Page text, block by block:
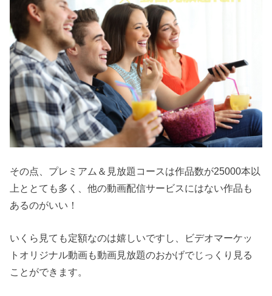
その点、プレミアム＆見放題コースは作品数が25000本以
上ととても多く、他の動画配信サービスにはない作品も
あるのがいい！
いくら見ても定額なのは嬉しいですし、ビデオマーケッ
トオリジナル動画も動画見放題のおかげでじっくり見る
ことができます。